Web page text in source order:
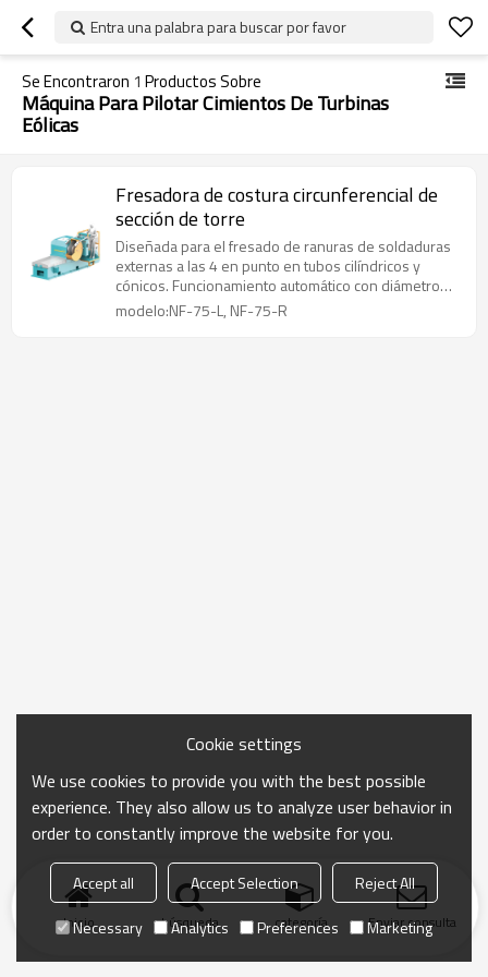
Entra una palabra para buscar por favor
Se Encontraron 1 Productos Sobre
Máquina Para Pilotar Cimientos De Turbinas
Eólicas
Fresadora de costura circunferencial de
sección de torre
Diseñada para el fresado de ranuras de soldaduras
externas a las 4 en punto en tubos cilíndricos y
cónicos. Funcionamiento automático con diámetro
de pieza ajustable de 3000 a 15000 mm y longitud
de 2000 a 4000 mm.
modelo:NF-75-L, NF-75-R
Inicio búsqueda categoría Enviar consulta
Cookie settings
We use cookies to provide you with the best possible
experience. They also allow us to analyze user behavior in
order to constantly improve the website for you.
Accept all Accept Selection
Reject All
Necessary
Analytics Preferences Marketing